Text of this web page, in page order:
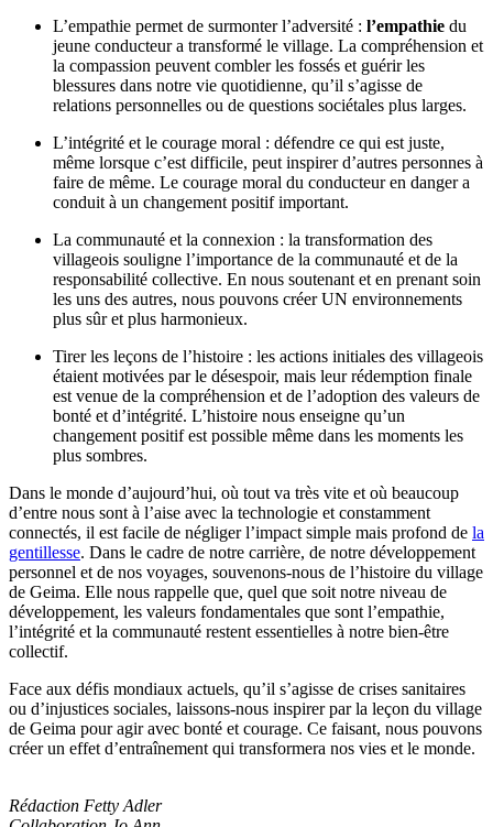
L’empathie permet de surmonter l’adversité : l’empathie du
jeune conducteur a transformé le village. La compréhension et
la compassion peuvent combler les fossés et guérir les
blessures dans notre vie quotidienne, qu’il s’agisse de
relations personnelles ou de questions sociétales plus larges.
L’intégrité et le courage moral : défendre ce qui est juste,
même lorsque c’est difficile, peut inspirer d’autres personnes à
faire de même. Le courage moral du conducteur en danger a
conduit à un changement positif important.
La communauté et la connexion : la transformation des
villageois souligne l’importance de la communauté et de la
responsabilité collective. En nous soutenant et en prenant soin
les uns des autres, nous pouvons créer UN environnements
plus sûr et plus harmonieux.
Tirer les leçons de l’histoire : les actions initiales des villageois
étaient motivées par le désespoir, mais leur rédemption finale
est venue de la compréhension et de l’adoption des valeurs de
bonté et d’intégrité. L’histoire nous enseigne qu’un
changement positif est possible même dans les moments les
plus sombres.
Dans le monde d’aujourd’hui, où tout va très vite et où beaucoup
d’entre nous sont à l’aise avec la technologie et constamment
connectés, il est facile de négliger l’impact simple mais profond de la
gentillesse. Dans le cadre de notre carrière, de notre développement
personnel et de nos voyages, souvenons-nous de l’histoire du village
de Geima. Elle nous rappelle que, quel que soit notre niveau de
développement, les valeurs fondamentales que sont l’empathie,
l’intégrité et la communauté restent essentielles à notre bien-être
collectif.
Face aux défis mondiaux actuels, qu’il s’agisse de crises sanitaires
ou d’injustices sociales, laissons-nous inspirer par la leçon du village
de Geima pour agir avec bonté et courage. Ce faisant, nous pouvons
créer un effet d’entraînement qui transformera nos vies et le monde.
Rédaction Fetty Adler